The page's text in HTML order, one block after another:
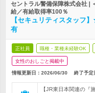
セントラル警備保障株式会社 |
給／有給取得率100％
【セキュリティスタッフ
有
正社員 職種・業種未経験OK
女性のおしごと掲載中
情報更新日：2026/06/30 終了予定
【JR東日本関連の『